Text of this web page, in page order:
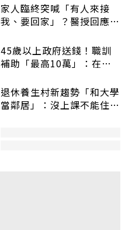
家人臨終突喊「有人來接
我、要回家」？醫授回應方
45歲以上政府送錢！職訓
補助「最高10萬」：在
退休養生村新趨勢「和大學
當鄰居」：沒上課不能住、